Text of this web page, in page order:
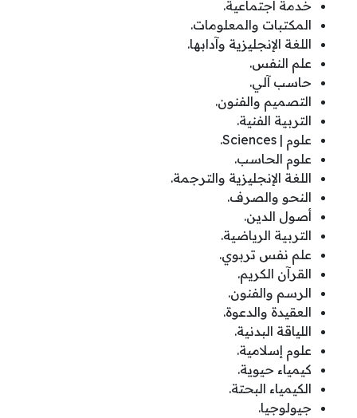
خدمة اجتماعية.
المكتبات والمعلومات.
اللغة الإنجليزية وآدابها.
علم النفس.
حاسب آلي.
التصميم والفنون.
التربية الفنية.
علوم | Sciences.
علوم الحاسب.
اللغة الإنجليزية والترجمة.
النحو والصرف.
أصول الدين.
التربية الرياضية.
علم نفس تربوي.
القرآن الكريم.
الرسم والفنون.
العقيدة والدعوة.
اللياقة البدنية.
علوم إسلامية.
كيمياء حيوية.
الكيمياء البحتة.
جيولوجيا.